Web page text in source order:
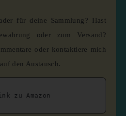
für deine Sammlung? Hast
oder zum Versand?
oder kontaktiere mich
den Austausch.
zu Amazon